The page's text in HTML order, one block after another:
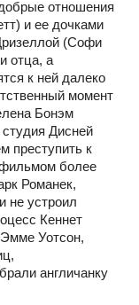
отношения
и ее дочками
(Софи
отца, а
к ней далеко
момент
Бонэм
Дисней
преступить к
более
Романек,
не устроил
Кеннет
Уотсон,
англичанку